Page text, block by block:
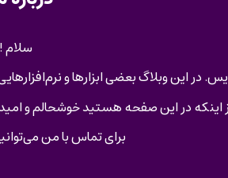
سلام !
در این وبلاگ بعضی ابزارها و
اینکه در این صفحه هستید خوشحالم و
برای تماس با من